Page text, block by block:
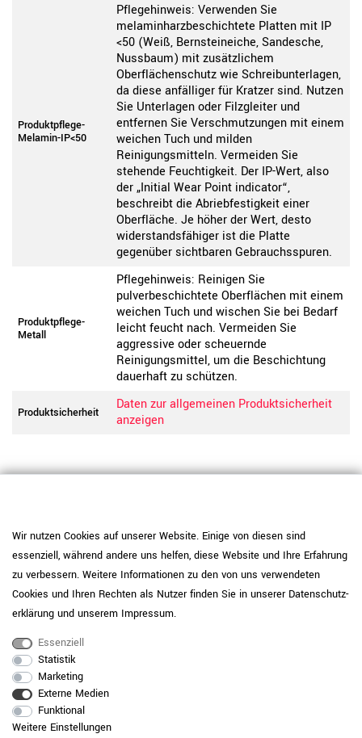
Produktpflege-
Melamin-IP<50
Pflegehinweis: Verwenden Sie
melaminharzbeschichtete Platten mit IP
<50 (Weiß, Bernsteineiche, Sandesche,
Nussbaum) mit zusätzlichem
Oberflächenschutz wie Schreibunterlagen,
da diese anfälliger für Kratzer sind. Nutzen
Sie Unterlagen oder Filzgleiter und
entfernen Sie Verschmutzungen mit einem
weichen Tuch und milden
Reinigungsmitteln. Vermeiden Sie
stehende Feuchtigkeit. Der IP-Wert, also
der „Initial Wear Point indicator“,
beschreibt die Abriebfestigkeit einer
Oberfläche. Je höher der Wert, desto
widerstandsfähiger ist die Platte
gegenüber sichtbaren Gebrauchsspuren.
Produktpflege-
Metall
Pflegehinweis: Reinigen Sie
pulverbeschichtete Oberflächen mit einem
weichen Tuch und wischen Sie bei Bedarf
leicht feucht nach. Vermeiden Sie
aggressive oder scheuernde
Reinigungsmittel, um die Beschichtung
dauerhaft zu schützen.
Produktsicherheit
Daten zur allgemeinen Produktsicherheit
anzeigen
RAUMKONZEPT GESUCHT?
Jetzt zum Büroplanungs-Service
Wir nutzen Cookies auf unserer Website. Einige von diesen sind
essenziell, während andere uns helfen, diese Website und Ihre Erfahrung
zu verbessern. Weitere Informationen zu den von uns verwendeten
Cookies und Ihren Rechten als Nutzer finden Sie in unserer Daten­schutz­
erklärung und unserem Impressum.
Essenziell
Statistik
Marketing
Externe Medien
Funktional
Weitere Einstellungen